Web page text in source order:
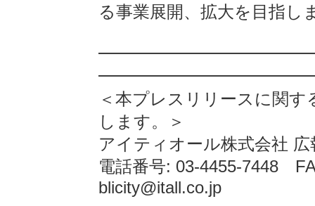
る事業展開、拡大を目指し
＜本プレスリリースに関
します。＞
アイティオール株式会社
電話番号: 03-4455-7448
blicity@itall.co.jp